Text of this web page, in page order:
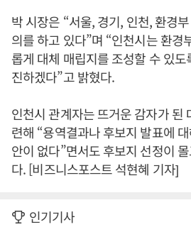
박 시장은 “서울, 경기, 인천, 환경
의를 하고 있다”며 “인천시는 환경
롭게 대체 매립지를 조성할 수 있
진하겠다”고 밝혔다.
인천시 관계자는 뜨거운 감자가 된
련해 “용역결과나 후보지 발표에
안이 없다”면서도 후보지 선정이
다. [비즈니스포스트 석현혜 기자]
인기기사